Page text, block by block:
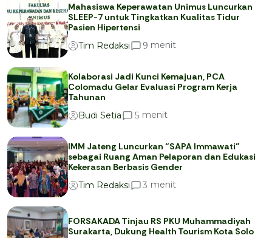
Mahasiswa Keperawatan Unimus Luncurkan
SLEEP-7 untuk Tingkatkan Kualitas Tidur
Pasien Hipertensi
Tim Redaksi
9 menit
Kolaborasi Jadi Kunci Kemajuan, PCA
Colomadu Gelar Evaluasi Program Kerja
Tahunan
Budi Setia
5 menit
IMM Jateng Luncurkan “SAPA Immawati”
sebagai Ruang Aman Pelaporan dan Edukasi
Kekerasan Berbasis Gender
Tim Redaksi
3 menit
FORSAKADA Tinjau RS PKU Muhammadiyah
Surakarta, Dukung Health Tourism Kota Solo